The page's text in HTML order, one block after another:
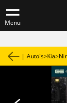
Menu
| Auto's>Kia>